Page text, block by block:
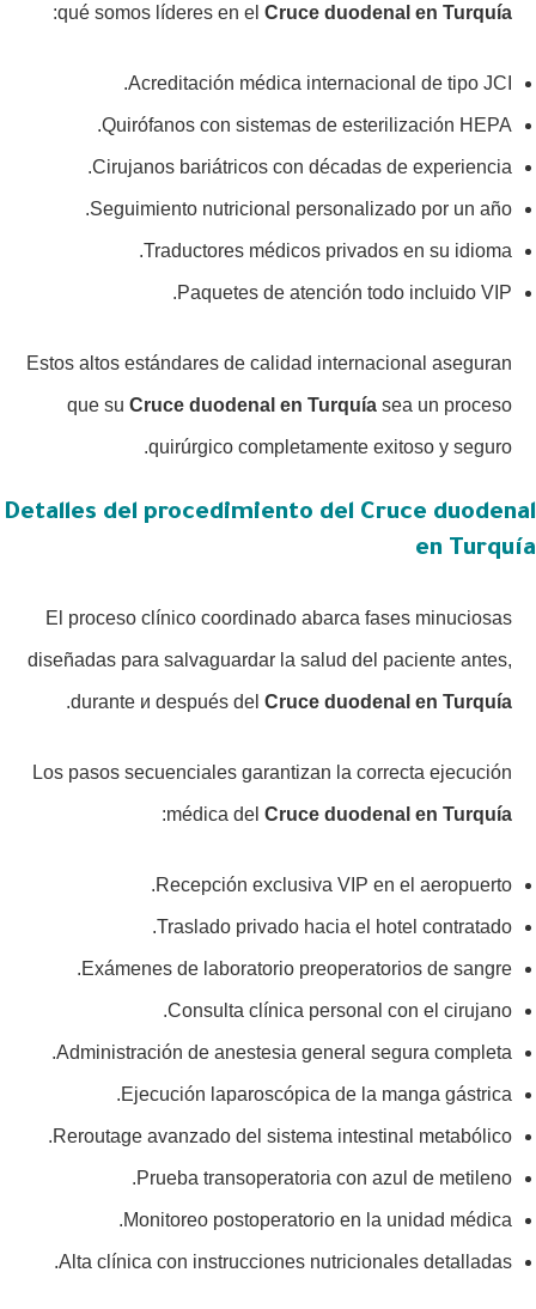
qué somos líderes en el Cruce duodenal en Turquía
:
Acreditación médica internacional de tipo JCI.
Quirófanos con sistemas de esterilización HEPA.
Cirujanos bariátricos con décadas de experiencia.
Seguimiento nutricional personalizado por un año.
Traductores médicos privados en su idioma.
Paquetes de atención todo incluido VIP.
Estos altos estándares de calidad internacional aseguran
que su Cruce duodenal en Turquía sea un proceso
quirúrgico completamente exitoso y seguro.
Detalles del procedimiento del Cruce duodenal
en Turquía
El proceso clínico coordinado abarca fases minuciosas
diseñadas para salvaguardar la salud del paciente antes,
durante и después del Cruce duodenal en Turquía
.
Los pasos secuenciales garantizan la correcta ejecución
médica del Cruce duodenal en Turquía
:
Recepción exclusiva VIP en el aeropuerto.
Traslado privado hacia el hotel contratado.
Exámenes de laboratorio preoperatorios de sangre.
Consulta clínica personal con el cirujano.
Administración de anestesia general segura completa.
Ejecución laparoscópica de la manga gástrica.
Reroutage avanzado del sistema intestinal metabólico.
Prueba transoperatoria con azul de metileno.
Monitoreo postoperatorio en la unidad médica.
Alta clínica con instrucciones nutricionales detalladas.